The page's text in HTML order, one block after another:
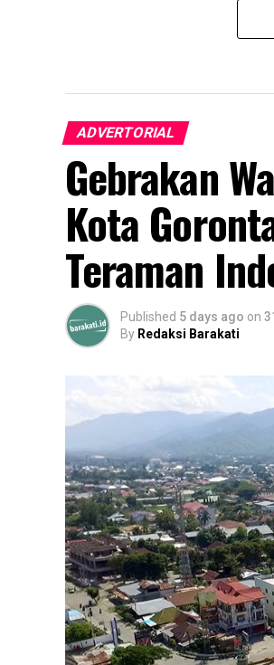
ADVERTORIAL
Gebrakan
Kota
Teraman
Published 5 days ago on
By Redaksi Barakati